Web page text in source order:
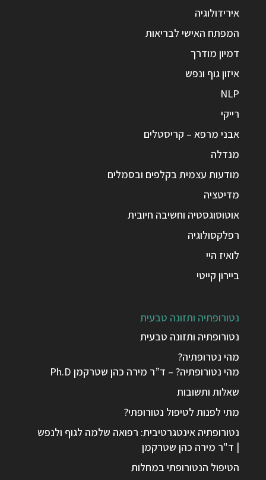
אירידולוגיה
המפתח האישי לבריאות
דמיון מודרך
איזון גוף ונפש
NLP
רייקי
אבני מרפא – קריסטלים
מנדלה
מודעות עצמית בקלפים ובסמלים
מדיטציה
אוטוסוגסטיה וחשיבה חיובית
רפלקסולוגיה
לואיז היי
ביירון קייטי
נטורופתיה ותזונה טבעית
נטורופתיה ותזונה טבעית
מהי נטרופתיה?
מהי נטורופתיה? – ד”ר מירה כהן שטרקמן Ph.D
שאלות ותשובות
מתי לפנות לטיפול נטורופתי?
נטורופתיה אינטגרטיבית: רפואה שלמה לגוף ולנפש
| ד"ר מירה כהן שטרקמן
הטיפול הנטורופתי במחלות